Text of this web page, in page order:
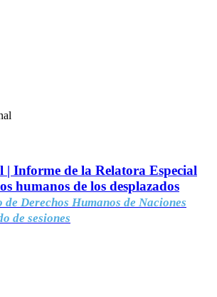
| Informe de la Relatora Especial
humanos de los desplazados
de Derechos Humanos de Naciones
de sesiones